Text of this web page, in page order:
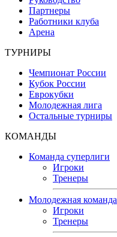
Партнеры
Работники клуба
Арена
ТУРНИРЫ
Чемпионат России
Кубок России
Еврокубки
Молодежная лига
Остальные турниры
КОМАНДЫ
Команда суперлиги
Игроки
Тренеры
Молодежная команда
Игроки
Тренеры